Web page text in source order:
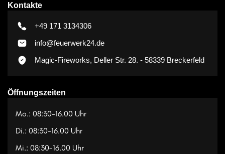
Kontakte
+49 171 3134306
info@feuerwerk24.de
Magic-Fireworks, Deller Str. 28. - 58339 Breckerfeld
Öffnungszeiten
Mo.: 08:30-16.00 Uhr
Di.: 08:30-16.00 Uhr
Mi.: 08:30-16.00 Uhr